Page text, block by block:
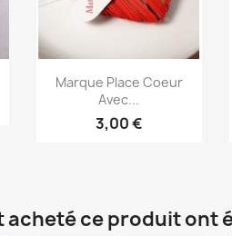
Aperçu rapide
Marque Place Coeur
Avec...
3,00 €
acheté ce produit ont